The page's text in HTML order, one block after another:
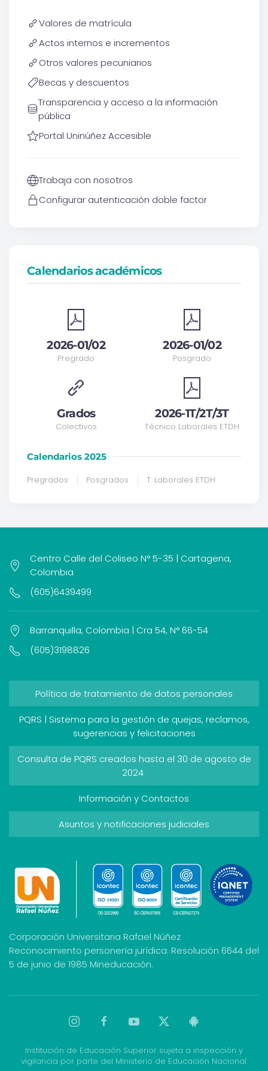
Valores de matrícula
Actos internos e incrementos
Otros valores pecuniarios
Becas y descuentos
Transparencia y acceso a la información
pública
Portal Uninúñez Accesible
Trabaja con nosotros
Configurar autenticación doble factor
Calendarios académicos
2026-01/02
Pregrado
Grados
Colectivos
2026-01/02
Posgrado
2026-1T/2T/3T
Técnico Laborales ETDH
Calendarios 2025
Pregrados Posgrados T. Laborales ETDH
Centro Calle del Coliseo N° 5-35 | Cartagena,
Colombia
(605)6439499
Barranquilla, Colombia | Cra 54, N° 66-54
(605)3198826
Política de tratamiento de datos personales
PQRS | Sistema para la gestión de quejas, reclamos,
sugerencias y felicitaciones
Consulta de PQRS creados hasta el 30 de agosto de
2024
Información y Contactos
Asuntos y notificaciones judiciales
Corporación Universitaria Rafael Núñez
Reconocimiento personería jurídica: Resolución 6644 del
5 de junio de 1985 Mineducación.
Institución de Educación Superior sujeta a inspección y
vigilancia por parte del Ministerio de Educación Nacional.